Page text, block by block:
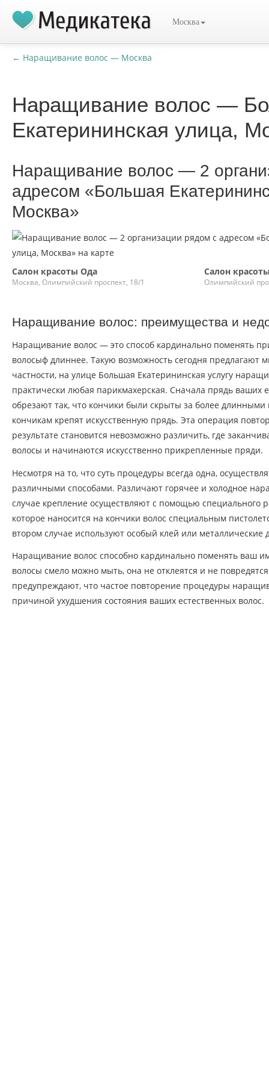
Москва
← Наращивание волос — Москва
Наращивание волос —
Екатерининская улица,
Наращивание волос — 2
адресом «Большая
Москва»
Салон красоты Ода
Москва, Олимпийский проспект, 18/1
Салон
Олимпийский
Наращивание волос: преимущества и
Наращивание волос — это способ кардинально поменять
волосыф длиннее. Такую возможность сегодня предлагают
частности, на улице Большая Екатерининская услугу
практически любая парикмахерская. Сначала прядь ваших
обрезают так, что кончики были скрыты за более
кончикам крепят искусственную прядь. Эта операция
результате становится невозможно различить, где
волосы и начинаются искусственно прикрепленные пряди.
Несмотря на то, что суть процедуры всегда одна,
различными способами. Различают горячее и холодное
случае крепление осуществляют с помощью специального
которое наносится на кончики волос специальным
втором случае используют особый клей или металлические
Наращивание волос способно кардинально поменять ваш
волосы смело можно мыть, она не отклеятся и не
предупреждают, что частое повторение процедуры
причиной ухудшения состояния ваших естественных волос.